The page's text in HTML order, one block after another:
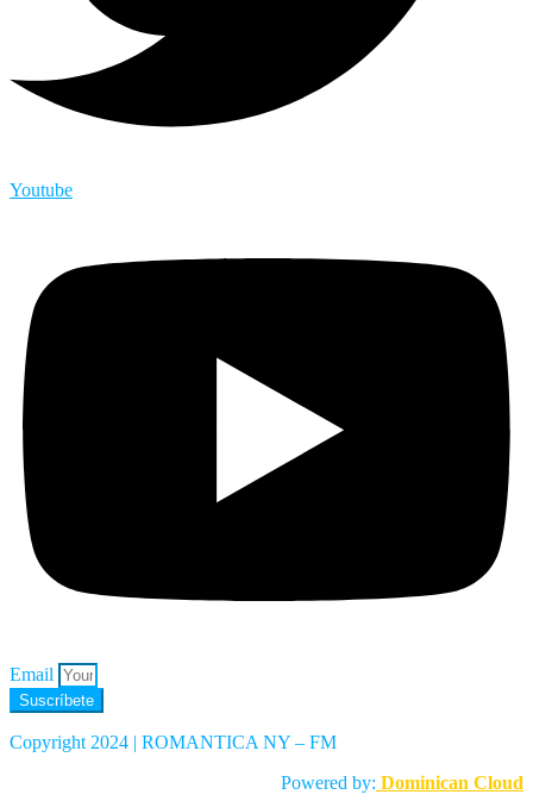
Youtube
Email
Suscríbete
Copyright 2024 | ROMANTICA NY – FM
Powered by: Dominican Cloud